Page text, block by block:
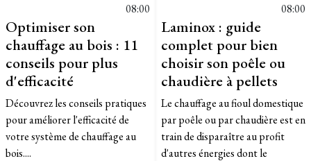
08:00
Optimiser son
chauffage au bois : 11
conseils pour plus
d'efficacité
Découvrez les conseils pratiques
pour améliorer l'efficacité de
votre système de chauffage au
bois....
08:00
Laminox : guide
complet pour bien
choisir son poêle ou
chaudière à pellets
Le chauffage au fioul domestique
par poêle ou par chaudière est en
train de disparaître au profit
d'autres énergies dont le